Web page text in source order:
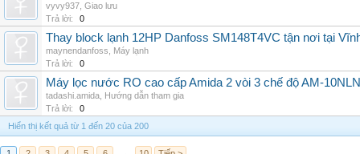
vyvy937 Giao lưu
Trả lời:
0
Thay block lạnh 12HP Danfoss SM148T4VC tận nơi tại
maynendanfoss
Máy lạnh
Trả lời:
0
Máy lọc nước RO cao cấp Amida 2 vòi 3 chế độ AM-
tadashi.amida Hướng dẫn tham gia
Trả lời:
0
Hiển thị kết quả từ 1 đến 20 của 200